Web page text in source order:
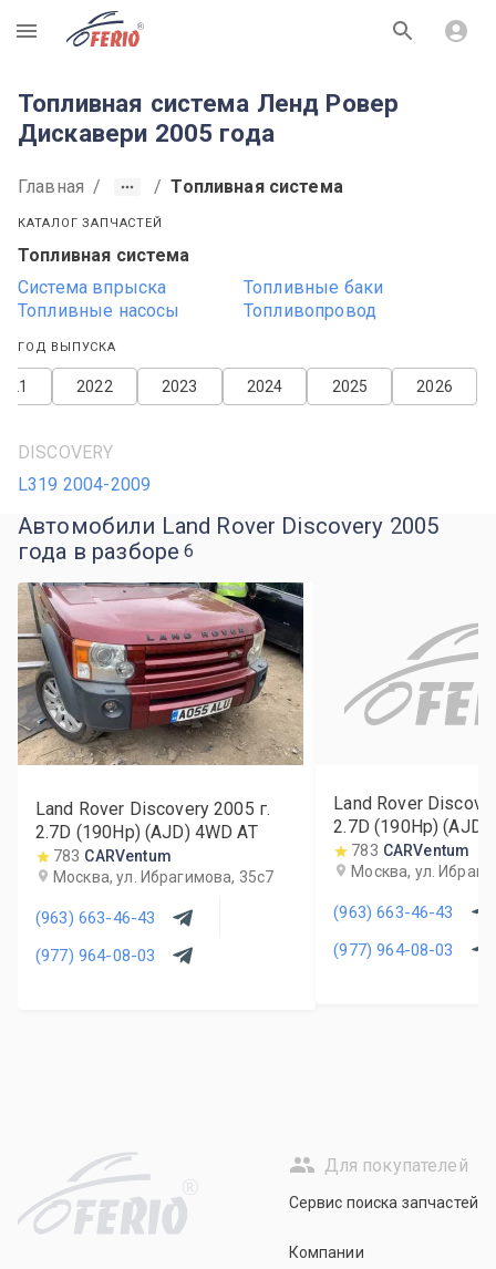
R
Топливная система Ленд Ровер
Дискавери 2005 года
Главная / / Топливная система
КАТАЛОГ ЗАПЧАСТЕЙ
Топливная система
Система впрыска
Топливные баки
Топливные насосы
Топливопровод
ГОД ВЫПУСКА
2026
2025
2024
2023
2022
DISCOVERY
L319 2004-2009
Автомобили Land Rover Discovery 2005
года в разборе 6
Land Rover Discovery 2005 г.
2.7D (190Hp) (AJD) 4WD AT
783 CARVentum
Москва, ул. Ибрагимова, 35с7
(963) 663-46-43
(977) 964-08-03
Land Rover
2.7D (190Hp) (AJD)
783 CARVentum
Москва, ул.
(963) 663-46-43
(977) 964-08-03
R
Для покупателей
Сервис поиска запчастей
Компании